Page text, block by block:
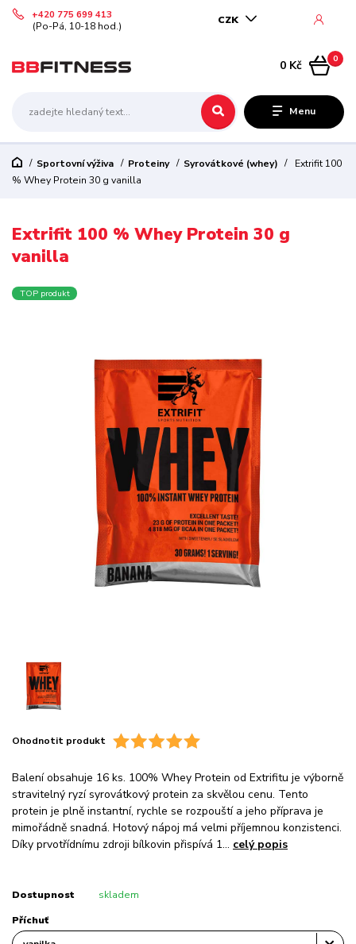
Menu
CZK
+420 775 699 413
(Po-Pá, 10-18 hod.)
0
0 Kč
Sportovní výživa Proteiny Syrovátkové (whey)
Extrifit 100
% Whey Protein 30 g vanilla
Extrifit 100 % Whey Protein 30 g
vanilla
TOP produkt
Ohodnotit produkt
Balení obsahuje 16 ks. 100% Whey Protein od Extrifitu je výborně
stravitelný ryzí syrovátkový protein za skvělou cenu. Tento
protein je plně instantní, rychle se rozpouští a jeho příprava je
mimořádně snadná. Hotový nápoj má velmi příjemnou konzistenci.
Díky prvotřídnímu zdroji bílkovin přispívá 1... celý popis
Dostupnost skladem
Příchuť